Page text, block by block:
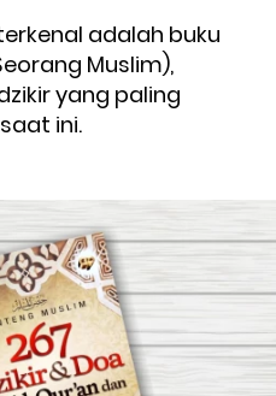
adalah buku
Muslim),
yang paling
ini.